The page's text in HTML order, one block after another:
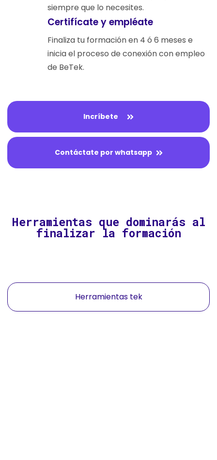
siempre que lo necesites.
Certifícate y empléate
Finaliza tu formación en 4 ó 6 meses e
inicia el proceso de conexión con empleo
de BeTek.
Incríbete
Contáctate por whatsapp
Herramientas que dominarás al
finalizar la formación
Herramientas tek